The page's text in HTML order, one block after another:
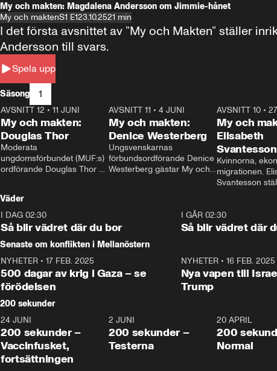
My och makten: Magdalena Andersson om Jimmie-hånet
My och maktenS1 E123.10.2521 min
Spela upp
I det första avsnittet av ”My och Makten” ställer
Andersson till svars.
Säsong 1
26:27
AVSNITT 12 • 11 JUNI
My och makten:
Douglas Thor
Moderata
ungdomsförbundet (MUF:s)
ordförande Douglas Thor
tonårsutvisningarna och hur
Moderaterna ska locka
väljare till valet i höst.
23:40
AVSNITT 11 •4 JUNI
My och makten:
Denice Westerberg
Ungsvenskarnas
förbundsordförande Denice
Westerberg gästar My och
AVSNITT 10 •
My och
Elisabeth
Svantesson
Kvinnorna,
migrationen.
Svantesson
Väder
I DAG 02:30
Så blir vädret där du bor
I GÅR 02:30
Så blir vädret där
Senaste om konflikten i Mellanöstern
NYHETER • 17 FEB. 2025
500 dagar av krig i Gaza – se
förödelsen
NYHETER• 16 FEB. 2025
Nya vapen till
Trump
200 sekunder
5:00
24 JUNI
200 sekunder –
Vaccinfusket,
fortsättningen
4:23
2 JUNI
200 sekunder –
Testerna
20 APRIL
200
Normal